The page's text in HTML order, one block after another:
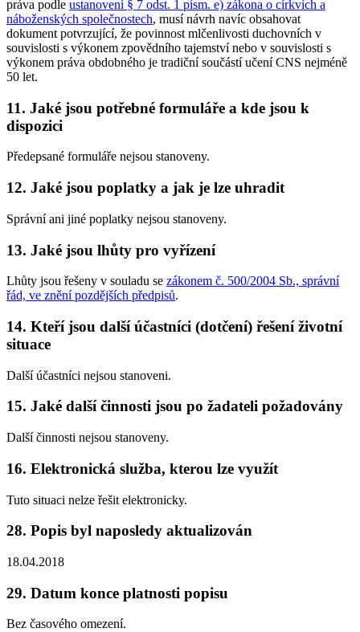
práva podle ustanovení § 7 odst. 1 písm. e) zákona o církvích a
náboženských společnostech, musí návrh navíc obsahovat
dokument potvrzující, že povinnost mlčenlivosti duchovních v
souvislosti s výkonem zpovědního tajemství nebo v souvislosti s
výkonem práva obdobného je tradiční součástí učení CNS nejméně
50 let.
11. Jaké jsou potřebné formuláře a kde jsou k
dispozici
Předepsané formuláře nejsou stanoveny.
12. Jaké jsou poplatky a jak je lze uhradit
Správní ani jiné poplatky nejsou stanoveny.
13. Jaké jsou lhůty pro vyřízení
Lhůty jsou řešeny v souladu se zákonem č. 500/2004 Sb., správní
řád, ve znění pozdějších předpisů.
14. Kteří jsou další účastníci (dotčení) řešení životní
situace
Další účastníci nejsou stanoveni.
15. Jaké další činnosti jsou po žadateli požadovány
Další činnosti nejsou stanoveny.
16. Elektronická služba, kterou lze využít
Tuto situaci nelze řešit elektronicky.
28. Popis byl naposledy aktualizován
18.04.2018
29. Datum konce platnosti popisu
Bez časového omezení.